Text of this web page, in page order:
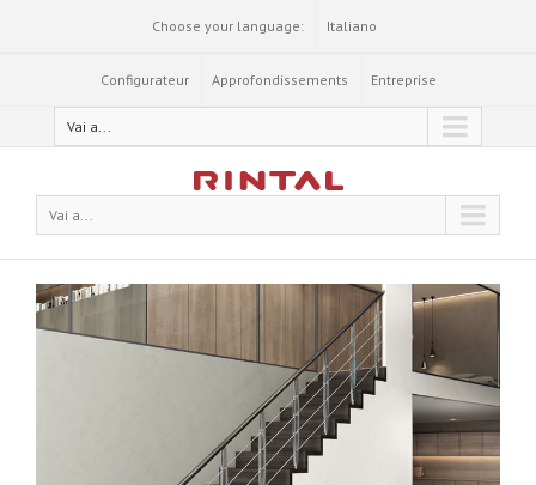
Choose your language: Italiano
Configurateur Approfondissements Entreprise
Vai a...
Vai a...